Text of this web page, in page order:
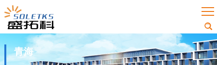
青海